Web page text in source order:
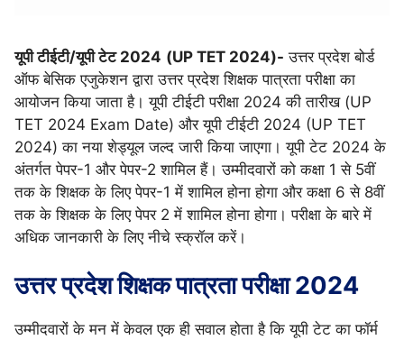
यूपी टीईटी/यूपी टेट 2024 (UP TET 2024)- उत्तर प्रदेश बोर्ड
ऑफ बेसिक एजुकेशन द्वारा उत्तर प्रदेश शिक्षक पात्रता परीक्षा का
आयोजन किया जाता है। यूपी टीईटी परीक्षा 2024 की तारीख (UP
TET 2024 Exam Date) और यूपी टीईटी 2024 (UP TET
2024) का नया शेड्यूल जल्द जारी किया जाएगा। यूपी टेट 2024 के
अंतर्गत पेपर-1 और पेपर-2 शामिल हैं। उम्मीदवारों को कक्षा 1 से 5वीं
तक के शिक्षक के लिए पेपर-1 में शामिल होना होगा और कक्षा 6 से 8वीं
तक के शिक्षक के लिए पेपर 2 में शामिल होना होगा। परीक्षा के बारे में
अधिक जानकारी के लिए नीचे स्क्रॉल करें।
उत्तर प्रदेश शिक्षक पात्रता परीक्षा 2024
उम्मीदवारों के मन में केवल एक ही सवाल होता है कि यूपी टेट का फॉर्म